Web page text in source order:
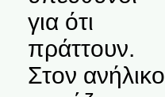
για ότι
πράττουν.
Στον ανήλικο